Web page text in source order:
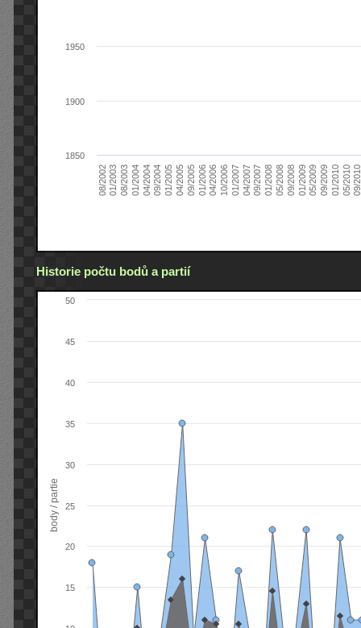
08/200201/200308/200301/200404/200409/200401/200504/200509/200501/200604/200610/200601/200704/200709/200701/200805/200809/200801/200905/200909/200901/201005/201009/
1850
1900
1950
Historie počtu bodů a partií
body / partie
15
20
25
30
35
40
45
50